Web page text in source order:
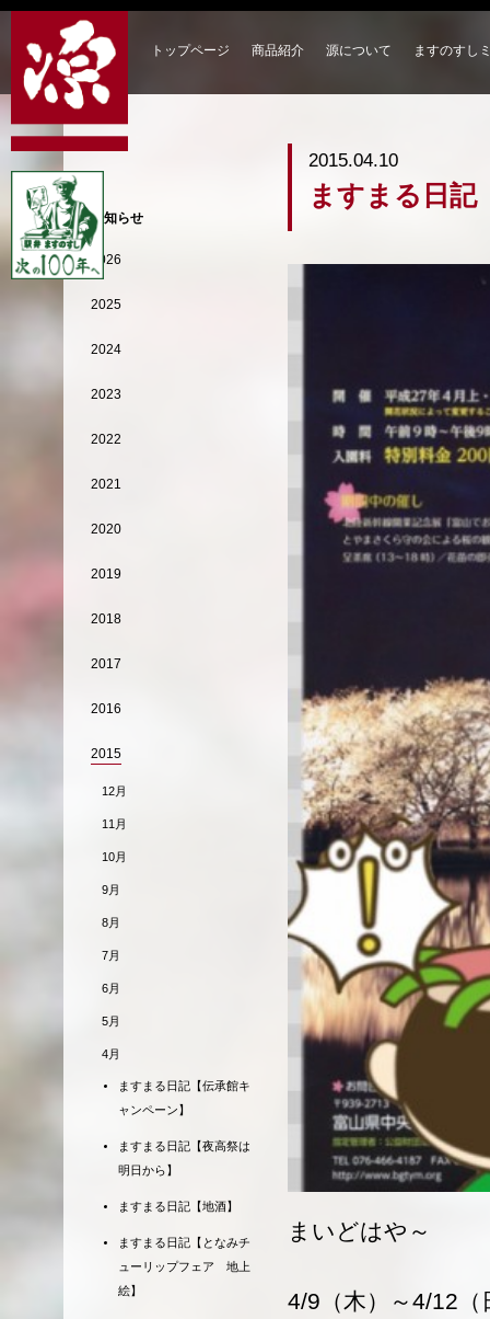
トップページ 商品紹介 源について ますのすし
2015.04.10
ますまる日記
まいどはや～
4/9（木）～4/12（
お知らせ
2026
2025
2024
2023
2022
2021
2020
2019
2018
2017
2016
2015
12月
11月
10月
9月
8月
7月
6月
5月
4月
ますまる日記【伝承館キ
ャンペーン】
ますまる日記【夜高祭は
明日から】
ますまる日記【地酒】
ますまる日記【となみチ
ューリップフェア 地上
絵】